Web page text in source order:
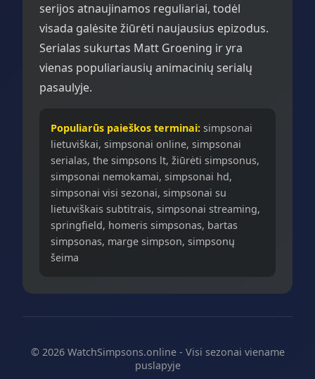
serijos atnaujinamos reguliariai, todėl
visada galėsite žiūrėti naujausius epizodus.
Serialas sukurtas Matt Groening ir yra
vienas populiariausių animacinių serialų
pasaulyje.
Populiarūs paieškos terminai: simpsonai
lietuviškai, simpsonai online, simpsonai
serialas, the simpsons lt, žiūrėti simpsonus,
simpsonai nemokamai, simpsonai hd,
simpsonai visi sezonai, simpsonai su
lietuviškais subtitrais, simpsonai streaming,
springfield, homeris simpsonas, bartas
simpsonas, marge simpson, simpsonų
šeima
© 2026 WatchSimpsons.online - Visi sezonai viename
puslapyje